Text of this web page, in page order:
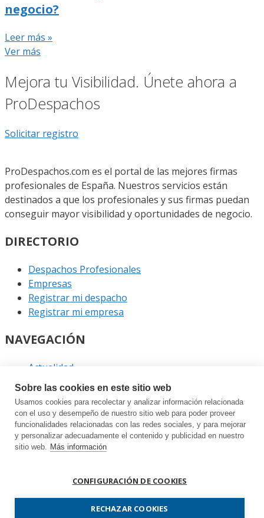
negocio?
Leer más »
Ver más
Mejora tu Visibilidad. Únete ahora a
ProDespachos
Solicitar registro
ProDespachos.com es el portal de las mejores firmas
profesionales de España. Nuestros servicios están
destinados a que los profesionales y sus firmas puedan
conseguir mayor visibilidad y oportunidades de negocio.
DIRECTORIO
Despachos Profesionales
Empresas
Registrar mi despacho
Registrar mi empresa
NAVEGACIÓN
Actualidad
Podcast
Entrevistas
Eventos
ENLACES
Política de privacidad
Sobre las cookies en este sitio web
Usamos cookies para recolectar y analizar información relacionada
con el uso y desempeño de nuestro sitio web para poder proveer
funcionalidades relacionadas con las redes sociales, y para mejorar
y personalizar adecuadamente el contenido y publicidad en nuestro
sitio web. Más información
CONFIGURACIÓN DE COOKIES
RECHAZAR COOKIES